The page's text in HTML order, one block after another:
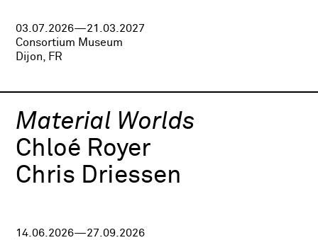
03.07.2026—21.03.2027
Consortium Museum
Dijon, FR
Material Worlds
Chloé Royer
Chris Driessen
14.06.2026—27.09.2026